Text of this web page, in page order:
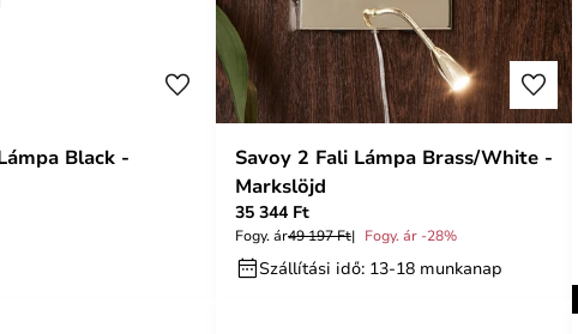
Black -
Savoy 2 Fali Lámpa Brass/White -
Markslöjd
35 344 Ft
Fogy. ár49 197 Ft Fogy. ár -28%
Szállítási idő: 13-18 munkanap